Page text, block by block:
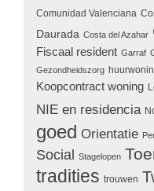
Comunidad Valenciana
Daurada Costa del Azahar
Fiscaal resident Garraf
Gezondheidszorg
Koopcontract woning
NIE en residencia
goed Orientatie
Social Stagelopen
tradities trouwen